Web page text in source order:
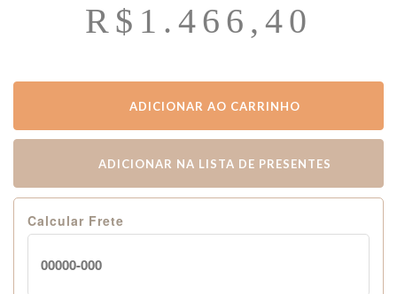
R$ 1.466,40
ADICIONAR AO CARRINHO
ADICIONAR NA LISTA DE PRESENTES
Calcular Frete